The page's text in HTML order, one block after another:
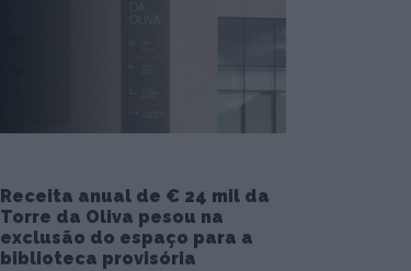
Receita anual de € 24 mil da
Torre da Oliva pesou na
exclusão do espaço para a
biblioteca provisória